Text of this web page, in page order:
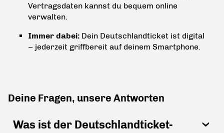
Vertragsdaten kannst du bequem online
verwalten.
Immer dabei: Dein Deutschlandticket ist digital
– jederzeit griffbereit auf deinem Smartphone.
Deine Fragen, unsere Antworten
Was ist der Deutschlandticket-